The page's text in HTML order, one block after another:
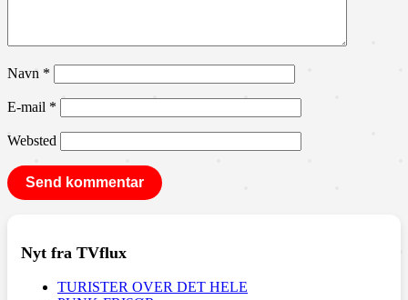
Navn *
E-mail *
Websted
Nyt fra TVflux
TURISTER OVER DET HELE